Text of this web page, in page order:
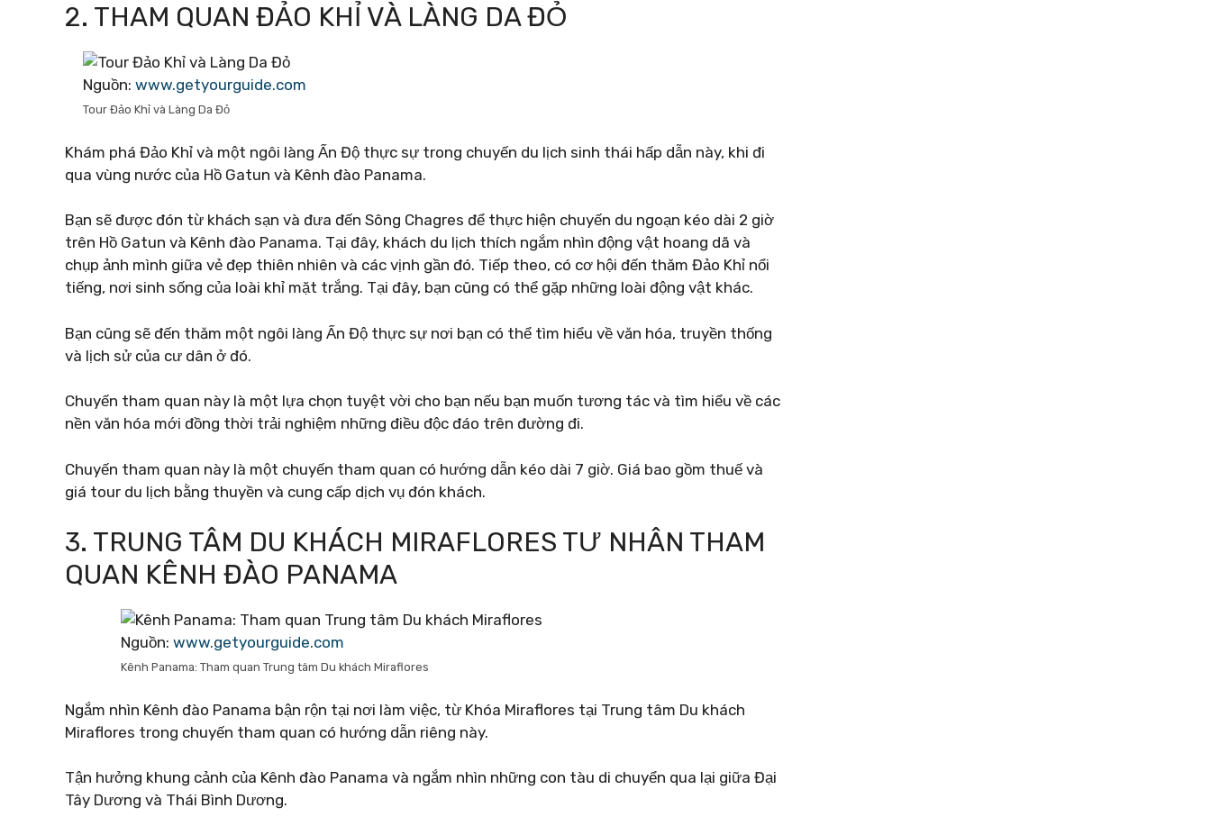
2. THAM QUAN ĐẢO KHỈ VÀ LÀNG DA ĐỎ
Nguồn: www.getyourguide.com
Tour Đảo Khỉ và Làng Da Đỏ
Khám phá Đảo Khỉ và một ngôi làng Ấn Độ thực sự trong chuyến du lịch sinh thái hấp dẫn này, khi đi
qua vùng nước của Hồ Gatun và Kênh đào Panama.
Bạn sẽ được đón từ khách sạn và đưa đến Sông Chagres để thực hiện chuyến du ngoạn kéo dài 2 giờ
trên Hồ Gatun và Kênh đào Panama. Tại đây, khách du lịch thích ngắm nhìn động vật hoang dã và
chụp ảnh mình giữa vẻ đẹp thiên nhiên và các vịnh gần đó. Tiếp theo, có cơ hội đến thăm Đảo Khỉ nổi
tiếng, nơi sinh sống của loài khỉ mặt trắng. Tại đây, bạn cũng có thể gặp những loài động vật khác.
Bạn cũng sẽ đến thăm một ngôi làng Ấn Độ thực sự nơi bạn có thể tìm hiểu về văn hóa, truyền thống
và lịch sử của cư dân ở đó.
Chuyến tham quan này là một lựa chọn tuyệt vời cho bạn nếu bạn muốn tương tác và tìm hiểu về các
nền văn hóa mới đồng thời trải nghiệm những điều độc đáo trên đường đi.
Chuyến tham quan này là một chuyến tham quan có hướng dẫn kéo dài 7 giờ. Giá bao gồm thuế và
giá tour du lịch bằng thuyền và cung cấp dịch vụ đón khách.
3. TRUNG TÂM DU KHÁCH MIRAFLORES TƯ NHÂN THAM
QUAN KÊNH ĐÀO PANAMA
Nguồn: www.getyourguide.com
Kênh Panama: Tham quan Trung tâm Du khách Miraflores
Ngắm nhìn Kênh đào Panama bận rộn tại nơi làm việc, từ Khóa Miraflores tại Trung tâm Du khách
Miraflores trong chuyến tham quan có hướng dẫn riêng này.
Tận hưởng khung cảnh của Kênh đào Panama và ngắm nhìn những con tàu di chuyển qua lại giữa Đại
Tây Dương và Thái Bình Dương.